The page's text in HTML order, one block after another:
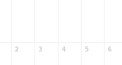
2 3 4 5 6